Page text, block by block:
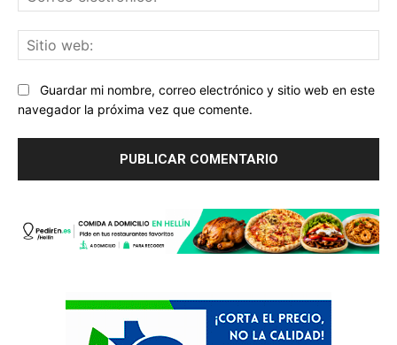
Guardar mi nombre, correo electrónico y sitio web en este
navegador la próxima vez que comente.